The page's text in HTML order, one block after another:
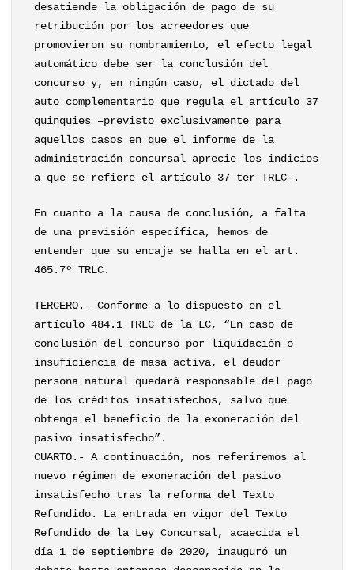
desatiende la obligación de pago de su
retribución por los acreedores que
promovieron su nombramiento, el efecto legal
automático debe ser la conclusión del
concurso y, en ningún caso, el dictado del
auto complementario que regula el artículo 37
quinquies –previsto exclusivamente para
aquellos casos en que el informe de la
administración concursal aprecie los indicios
a que se refiere el artículo 37 ter TRLC-.
En cuanto a la causa de conclusión, a falta
de una previsión específica, hemos de
entender que su encaje se halla en el art.
465.7º TRLC.
TERCERO.- Conforme a lo dispuesto en el
artículo 484.1 TRLC de la LC, “En caso de
conclusión del concurso por liquidación o
insuficiencia de masa activa, el deudor
persona natural quedará responsable del pago
de los créditos insatisfechos, salvo que
obtenga el beneficio de la exoneración del
pasivo insatisfecho”.
CUARTO.- A continuación, nos referiremos al
nuevo régimen de exoneración del pasivo
insatisfecho tras la reforma del Texto
Refundido. La entrada en vigor del Texto
Refundido de la Ley Concursal, acaecida el
día 1 de septiembre de 2020, inauguró un